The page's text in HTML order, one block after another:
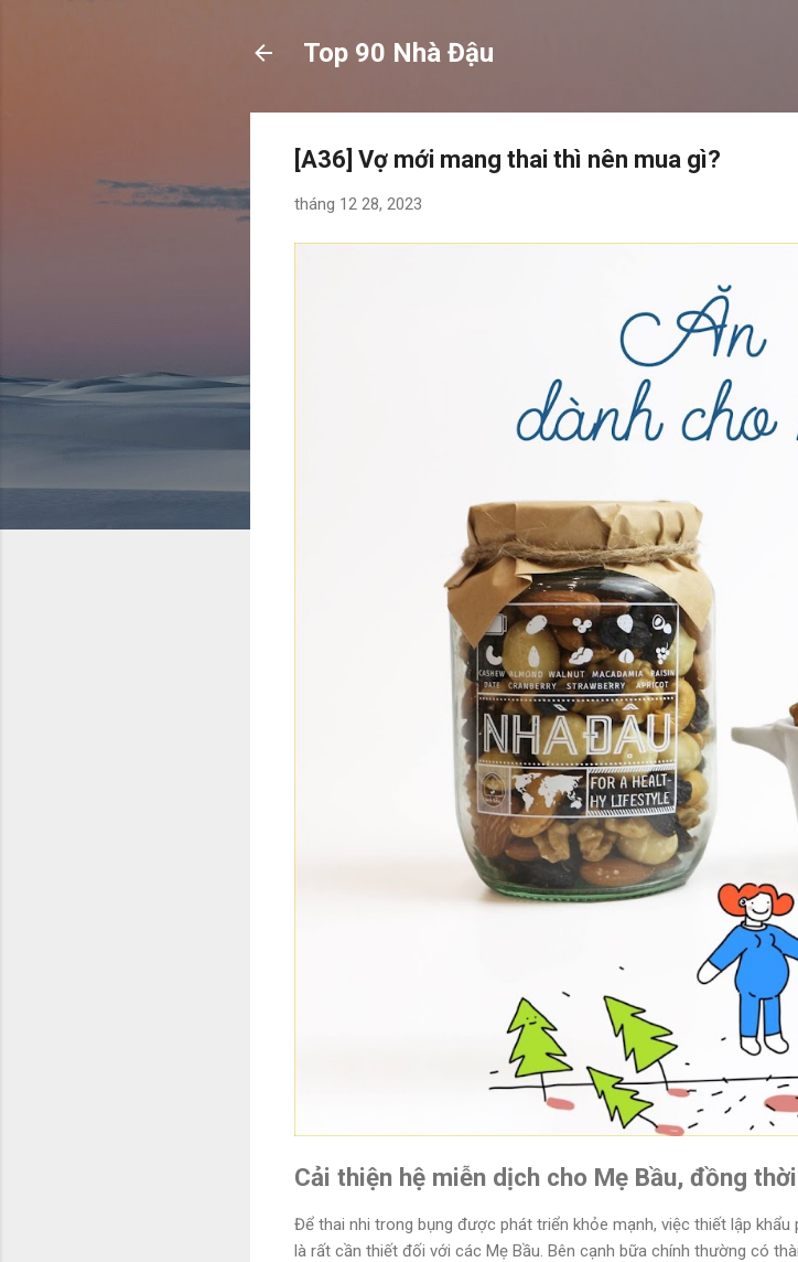
Top 90 Nhà Đậu
[A36] Vợ mới mang thai thì nên mua gì?
tháng 12 28, 2023
Cải thiện hệ miễn dịch cho Mẹ Bầu, đồng
Để thai nhi trong bụng được phát triển khỏe mạnh, việc thiết lập
là rất cần thiết đối với các Mẹ Bầu. Bên cạnh bữa chính thường có